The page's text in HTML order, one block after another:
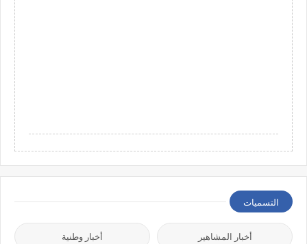
التسميات
أخبار المشاهير أخبار وطنية